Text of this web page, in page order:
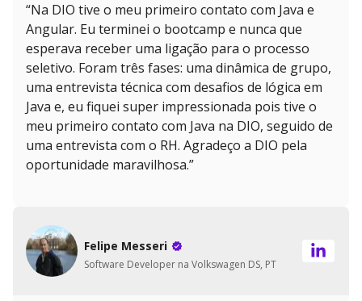
“Na DIO tive o meu primeiro contato com Java e
Angular. Eu terminei o bootcamp e nunca que
esperava receber uma ligação para o processo
seletivo. Foram três fases: uma dinâmica de grupo,
uma entrevista técnica com desafios de lógica em
Java e, eu fiquei super impressionada pois tive o
meu primeiro contato com Java na DIO, seguido de
uma entrevista com o RH. Agradeço a DIO pela
oportunidade maravilhosa.”
Felipe Messeri
Software Developer na Volkswagen DS, PT